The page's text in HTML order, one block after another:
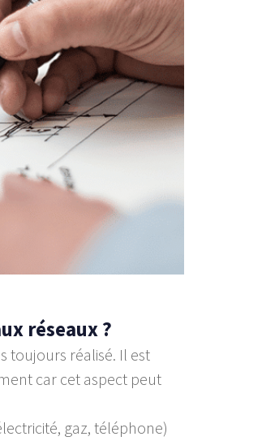
réseaux ?
toujours réalisé. Il est
car cet aspect peut
gaz, téléphone)